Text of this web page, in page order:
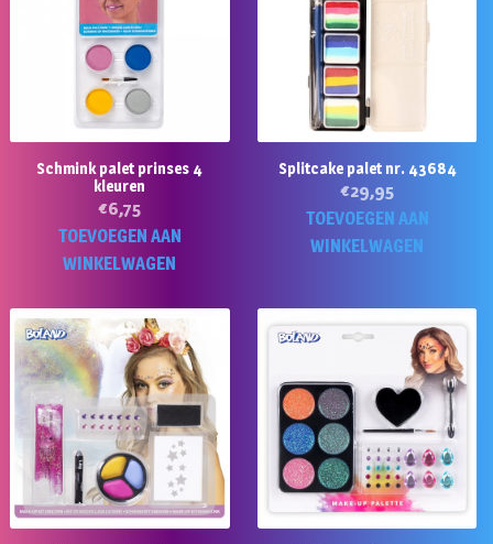
Schmink palet prinses 4
kleuren
€6,75
TOEVOEGEN AAN
WINKELWAGEN
Splitcake palet nr. 43684
€29,95
TOEVOEGEN AAN
WINKELWAGEN